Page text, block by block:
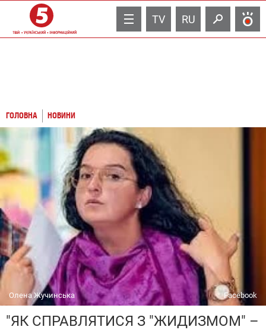
TV RU
ГОЛОВНА НОВИНИ
Олена Жучинська Facebook
"ЯК СПРАВЛЯТИСЯ З "ЖИДИЗМОМ" –